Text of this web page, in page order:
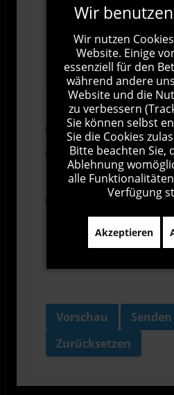
Abonnieren
Ich stimme den Allgemeinen
Geschäftsbedingungen zu.
Ich bin damit einverstanden,
Vorschau
Senden
Zurücksetzen
Wir
Wir nutzen
Website. Einige
essenziell für den
während andere
Website und die
zu verbessern
Sie können selbst
Sie die Cookies
Bitte beachten Sie,
Ablehnung
alle
Verfügung
Akzeptieren